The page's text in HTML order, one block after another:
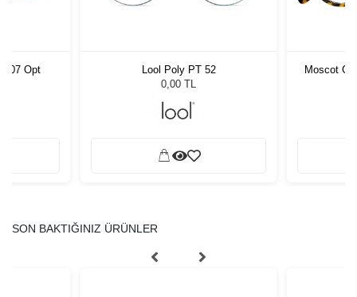
Opt
Lool Poly PT 52
0,00 TL
Moscot
SON BAKTIĞINIZ ÜRÜNLER